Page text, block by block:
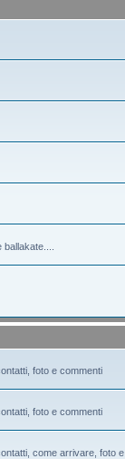
foto e commenti
foto e commenti
come arrivare, foto e